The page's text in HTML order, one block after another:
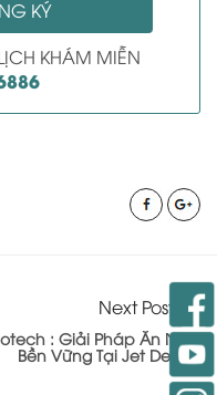
KÝ
KHÁM MIỄN
Next Post >>
: Giải Pháp Ăn Nhai
Bền Vững Tại Jet Dentist